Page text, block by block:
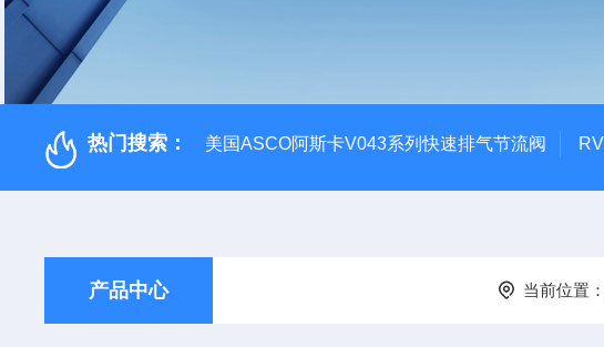
热门搜索： 美国ASCO阿斯卡V043系列快速排气节流阀
产品中心 当前位置：